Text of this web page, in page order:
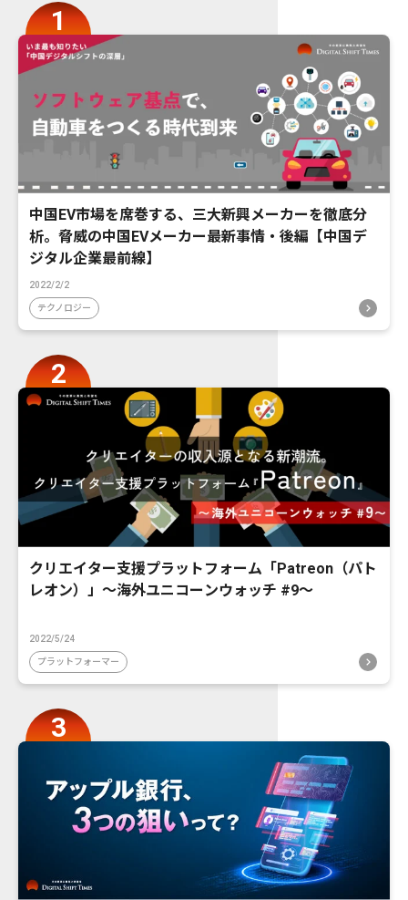
中国EV市場を席巻する、三大新興メーカーを徹底分
析。脅威の中国EVメーカー最新事情・後編【中国デ
ジタル企業最前線】
2022/2/2
テクノロジー
クリエイター支援プラットフォーム「Patreon（パト
レオン）」〜海外ユニコーンウォッチ #9〜
2022/5/24
プラットフォーマー